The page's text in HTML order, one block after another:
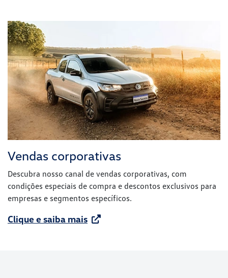
Vendas corporativas
Descubra nosso canal de vendas corporativas, com
condições especiais de compra e descontos exclusivos para
empresas e segmentos específicos.
Clique e saiba mais